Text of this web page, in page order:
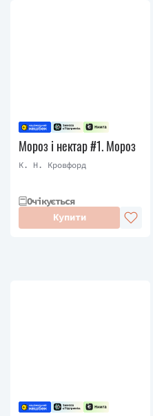
Мороз і нектар #1. Мороз
К. Н. Кровфорд
Очікується
Купити